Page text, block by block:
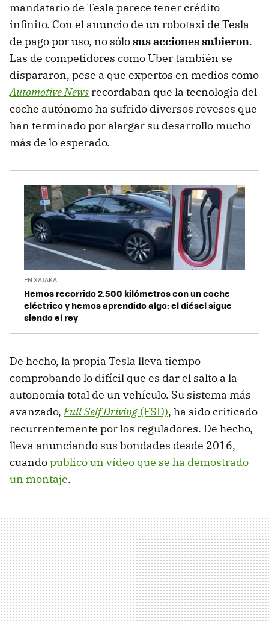
mandatario de Tesla parece tener crédito
infinito. Con el anuncio de un robotaxi de Tesla
de pago por uso, no sólosus acciones subieron.
Las de competidores como Uber también se
dispararon, pese a que expertos en medios como
Automotive News recordaban que la tecnología del
coche autónomo ha sufrido diversos reveses que
han terminado por alargar su desarrollo mucho
más de lo esperado.
EN XATAKA
Hemos recorrido 2.500 kilómetros con un coche
eléctrico y hemos aprendido algo: el diésel sigue
siendo el rey
De hecho, la propia Tesla lleva tiempo
comprobando lo difícil que es dar el salto a la
autonomía total de un vehículo. Su sistema más
avanzado,Full Self Driving (FSD), ha sido criticado
recurrentemente por los reguladores. De hecho,
lleva anunciando sus bondades desde 2016,
cuandopublicó un vídeo que se ha demostrado
un montaje.